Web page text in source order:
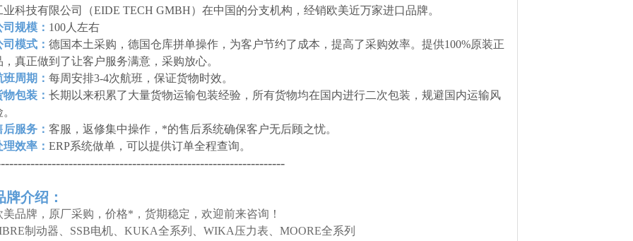
业科技有限公司（EIDE TECH GMBH）在中国的分支机构，经销欧美近万家进口品牌。
司规模： 100人左右
司模式： 德国本土采购，德国仓库拼单操作，为客户节约了成本，提高了采购效率。提供100%原装正
，真正做到了让客户服务满意，采购放心。
班周期： 每周安排3-4次航班，保证货物时效。
物包装： 长期以来积累了大量货物运输包装经验，所有货物均在国内进行二次包装，规避国内运输风
后服务： 客服，返修集中操作，*的售后系统确保客户无后顾之忧。
理效率： ERP系统做单，可以提供订单全程查询。
牌介绍：
美品牌，原厂采购，价格*，货期稳定，欢迎前来咨询！
制动器、SSB电机、KUKA全系列、WIKA压力表、MOORE全系列